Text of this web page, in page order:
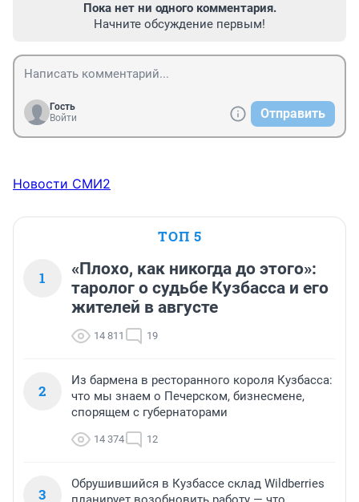
Пока нет ни одного комментария.
Начните обсуждение первым!
Гость
Войти
Отправить
Новости СМИ2
ТОП 5
1
«Плохо, как никогда до этого»:
таролог о судьбе Кузбасса и его
жителей в августе
14 811 19
2
Из бармена в ресторанного короля Кузбасса:
что мы знаем о Печерском, бизнесмене,
спорящем с губернаторами
14 374 12
3
Обрушившийся в Кузбассе склад Wildberries